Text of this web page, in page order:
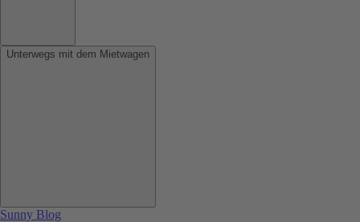
Unterwegs mit dem Mietwagen
Sunny Blog